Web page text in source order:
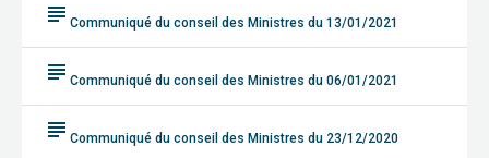
subject Communiqué du conseil des Ministres du 13/01/2021
subject Communiqué du conseil des Ministres du 06/01/2021
subject Communiqué du conseil des Ministres du 23/12/2020